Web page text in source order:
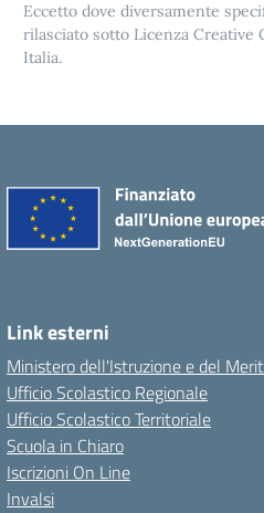
Eccetto dove diversamente
rilasciato sotto Licenza Creative
Italia.
Link esterni
Ministero dell'Istruzione e del
Ufficio Scolastico Regionale
Ufficio Scolastico Territoriale
Scuola in Chiaro
Iscrizioni On Line
Invalsi